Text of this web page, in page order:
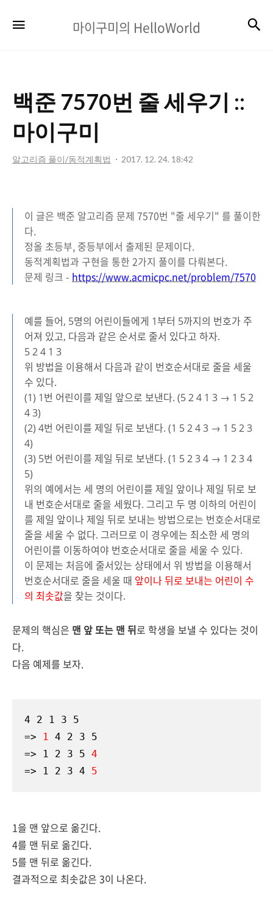
이
의
마이구미의 HelloWorld
백준 7570번 줄 세우기 ::
마이구미
알고리즘 풀이/동적계획법 2017. 12. 24. 18:42
이 글은 백준 알고리즘 문제 7570번 "줄 세우기" 를 풀이한
다.
정올 초등부, 중등부에서 출제된 문제이다.
동적계획법과 구현을 통한 2가지 풀이를 다뤄본다.
문제 링크 - https://www.acmicpc.net/problem/7570
예를 들어, 5명의 어린이들에게 1부터 5까지의 번호가 주
어져 있고, 다음과 같은 순서로 줄서 있다고 하자.
5 2 4 1 3
위 방법을 이용해서 다음과 같이 번호순서대로 줄을 세울
수 있다.
(1) 1번 어린이를 제일 앞으로 보낸다. (5 2 4 1 3 → 1 5 2
4 3)
(2) 4번 어린이를 제일 뒤로 보낸다. (1 5 2 4 3 → 1 5 2 3
4)
(3) 5번 어린이를 제일 뒤로 보낸다. (1 5 2 3 4 → 1 2 3 4
5)
위의 예에서는 세 명의 어린이를 제일 앞이나 제일 뒤로 보
내 번호순서대로 줄을 세웠다. 그리고 두 명 이하의 어린이
를 제일 앞이나 제일 뒤로 보내는 방법으로는 번호순서대로
줄을 세울 수 없다. 그러므로 이 경우에는 최소한 세 명의
어린이를 이동하여야 번호순서대로 줄을 세울 수 있다.
이 문제는 처음에 줄서있는 상태에서 위 방법을 이용해서
번호순서대로 줄을 세울 때 앞이나 뒤로 보내는 어린이 수
의 최솟값을 찾는 것이다.
문제의 핵심은 맨 앞 또는 맨 뒤로 학생을 보낼 수 있다는 것이
다.
다음 예제를 보자.
4 2 1 3 5
=>
1 4 2 3 5
=> 1 2 3 5 4
=> 1 2 3 4 5
1을 맨 앞으로 옮긴다.
4를 맨 뒤로 옮긴다.
5를 맨 뒤로 옮긴다.
결과적으로 최솟값은 3이 나온다.